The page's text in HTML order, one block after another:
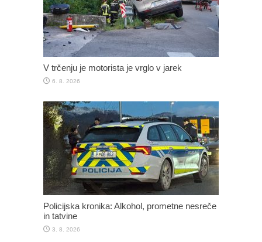
V trčenju je motorista je vrglo v jarek
6. 8. 2026
Policijska kronika: Alkohol, prometne nesreče
in tatvine
3. 8. 2026